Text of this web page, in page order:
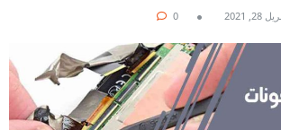
28, 2021
0